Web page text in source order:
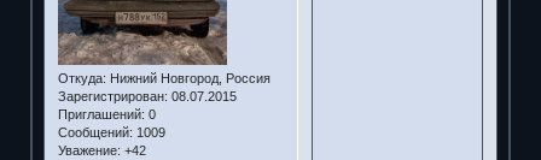
Откуда: Нижний Новгород, Россия
Зарегистрирован: 08.07.2015
Приглашений: 0
Сообщений: 1009
Уважение: +42